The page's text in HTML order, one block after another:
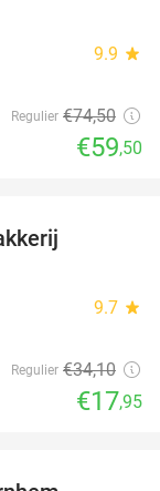
9.9 star
Regulier €74,50
€59,50
9.7 star
Regulier €34,10
€17,95